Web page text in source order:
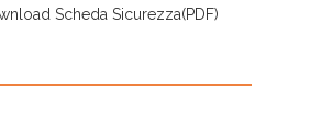
Scheda Sicurezza(PDF)